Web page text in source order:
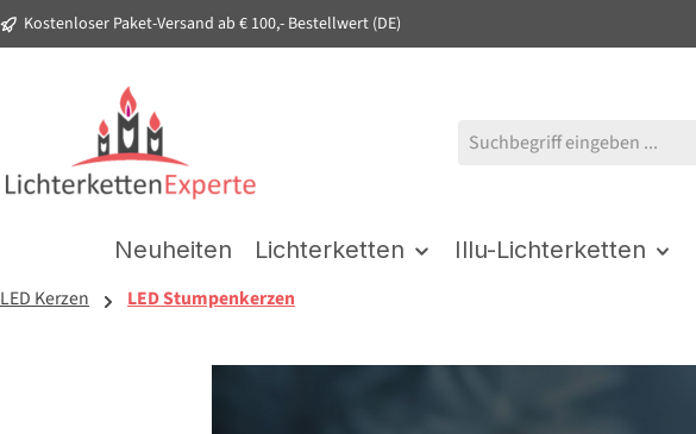
Zur Hauptnavigation springen
Kostenloser Paket-Versand ab € 100,- Bestellwert (DE)
Neuheiten Lichterketten Illu-Lichterketten
LED Kerzen LED Stumpenkerzen